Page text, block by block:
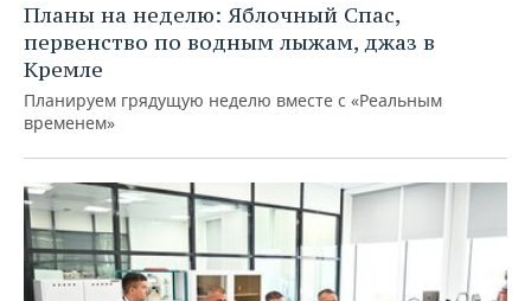
Планы на неделю: Яблочный Спас,
первенство по водным лыжам, джаз в
Кремле
Планируем грядущую неделю вместе с «Реальным
временем»